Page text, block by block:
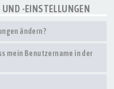
-EINSTELLUNGEN
ändern?
mein Benutzername in der